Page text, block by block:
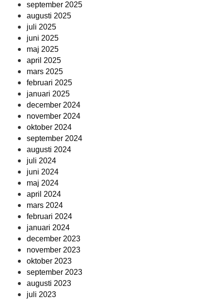
september 2025
augusti 2025
juli 2025
juni 2025
maj 2025
april 2025
mars 2025
februari 2025
januari 2025
december 2024
november 2024
oktober 2024
september 2024
augusti 2024
juli 2024
juni 2024
maj 2024
april 2024
mars 2024
februari 2024
januari 2024
december 2023
november 2023
oktober 2023
september 2023
augusti 2023
juli 2023